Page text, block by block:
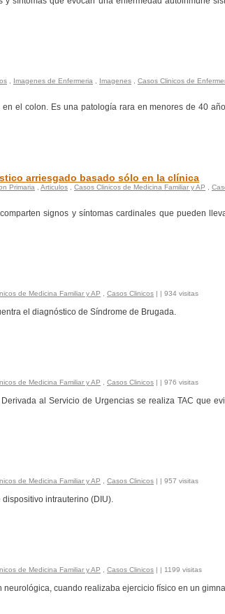
Imagenes de Enfermeria Imagenes Casos Clinicos de
el colon. Es una patología rara en menores de 40
arriesgado basado sólo en la clínica
Primaria Articulos Casos Clinicos de Medicina Familiar y AP
signos y síntomas cardinales que pueden
de Medicina Familiar y AP Casos Clinicos | | 934 visitas
el diagnóstico de Síndrome de Brugada.
de Medicina Familiar y AP Casos Clinicos | | 976 visitas
al Servicio de Urgencias se realiza TAC que
de Medicina Familiar y AP Casos Clinicos | | 957 visitas
intrauterino (DIU).
de Medicina Familiar y AP Casos Clinicos | | 1199 visitas
cuando realizaba ejercicio físico en un